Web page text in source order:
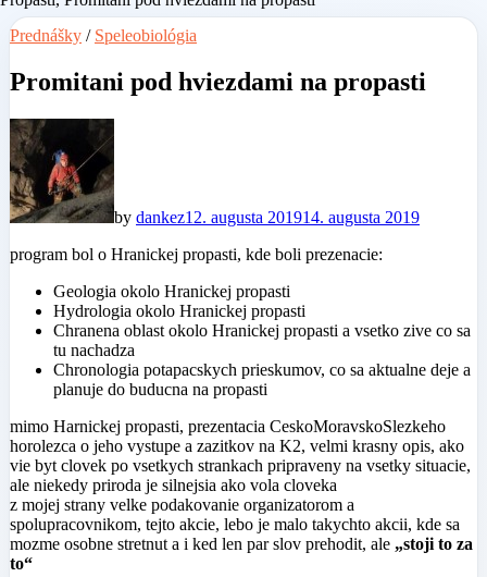
Prednášky / Speleobiológia
Promitani pod hviezdami na propasti
by dankez12. augusta 201914. augusta 2019
program bol o Hranickej propasti, kde boli prezenacie:
Geologia okolo Hranickej propasti
Hydrologia okolo Hranickej propasti
Chranena oblast okolo Hranickej propasti a vsetko zive co sa
tu nachadza
Chronologia potapacskych prieskumov, co sa aktualne deje a
planuje do buducna na propasti
mimo Harnickej propasti, prezentacia CeskoMoravskoSlezkeho
horolezca o jeho vystupe a zazitkov na K2, velmi krasny opis, ako
vie byt clovek po vsetkych strankach pripraveny na vsetky situacie,
ale niekedy priroda je silnejsia ako vola cloveka
z mojej strany velke podakovanie organizatorom a
spolupracovnikom, tejto akcie, lebo je malo takychto akcii, kde sa
mozme osobne stretnut a i ked len par slov prehodit, ale „stoji to za
to“